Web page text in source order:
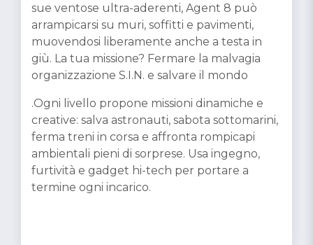
sue ventose ultra-aderenti, Agent 8 può
arrampicarsi su muri, soffitti e pavimenti,
muovendosi liberamente anche a testa in
giù. La tua missione? Fermare la malvagia
organizzazione S.I.N. e salvare il mondo
.Ogni livello propone missioni dinamiche e
creative: salva astronauti, sabota sottomarini,
ferma treni in corsa e affronta rompicapi
ambientali pieni di sorprese. Usa ingegno,
furtività e gadget hi-tech per portare a
termine ogni incarico.